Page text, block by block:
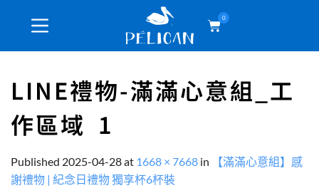
0
LINE禮物-滿滿心意組_工
作區域 1
Published 2025-04-28at 1668 × 7668 in
【滿滿心意組】感
謝禮物 | 紀念日禮物 獨享杯6杯裝